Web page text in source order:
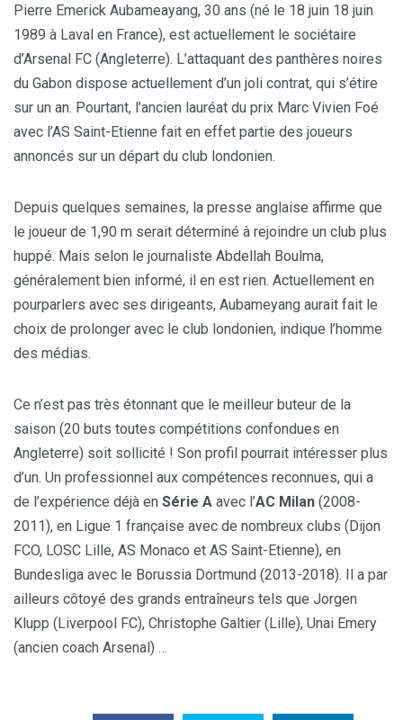
Pierre Emerick Aubameayang, 30 ans (né le 18 juin 18 juin
1989 à Laval en France), est actuellement le sociétaire
d’Arsenal FC (Angleterre). L’attaquant des panthères noires
du Gabon dispose actuellement d’un joli contrat, qui s’étire
sur un an. Pourtant, l’ancien lauréat du prix Marc Vivien Foé
avec l’AS Saint-Etienne fait en effet partie des joueurs
annoncés sur un départ du club londonien.
Depuis quelques semaines, la presse anglaise affirme que
le joueur de 1,90 m serait déterminé à rejoindre un club plus
huppé. Mais selon le journaliste Abdellah Boulma,
généralement bien informé, il en est rien. Actuellement en
pourparlers avec ses dirigeants, Aubameyang aurait fait le
choix de prolonger avec le club londonien, indique l’homme
des médias.
Ce n’est pas très étonnant que le meilleur buteur de la
saison (20 buts toutes compétitions confondues en
Angleterre) soit sollicité ! Son profil pourrait intéresser plus
d’un. Un professionnel aux compétences reconnues, qui a
de l’expérience déjà en Série A avec l’AC Milan (2008-
2011), en Ligue 1 française avec de nombreux clubs (Dijon
FCO, LOSC Lille, AS Monaco et AS Saint-Etienne), en
Bundesliga avec le Borussia Dortmund (2013-2018). Il a par
ailleurs côtoyé des grands entraîneurs tels que Jorgen
Klupp (Liverpool FC), Christophe Galtier (Lille), Unai Emery
(ancien coach Arsenal) …